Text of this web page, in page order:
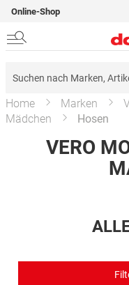
Online-Shop
Home Marken
Mädchen
Hosen
VERO